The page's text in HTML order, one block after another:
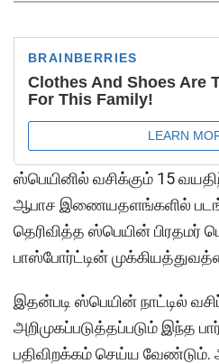
ஸ்பெயினில் வசிக்கும் 15
ஆபாச இணையதளங்களில்
தெரிவித்த ஸ்பெயின் பிரதமர்
பாஸ்போர்ட்டின்
இதன்படி ஸ்பெயின் நாட்டில்
அறிமுகப்படுத்தப்படும் இந்த
பதிவிறக்கம் செய்ய